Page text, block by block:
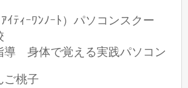
ｲﾃｨｰﾜﾝﾉｰﾄ）パソコンスクー
導 身体で覚える実践パソコン
ご桃子